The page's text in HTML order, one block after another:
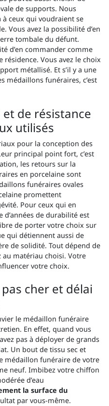
de supports. Nous
ceux qui voudraient se
Vous avez la possibilité d’en
tombale du défunt.
d’en commander comme
Vous avez le choix
métallisé. Et s’il y a une
médaillons funéraires, c’est
de résistance
utilisés
pour la conception des
principal point fort, c’est
les retours sur la
en porcelaine sont
funéraires ovales
promettent
Pour ceux qui en
de durabilité est
de porter votre choix sur
qui détiennent aussi de
de solidité. Tout dépend de
au matériau choisi. Votre
votre choix.
cher et délai
le médaillon funéraire
En effet, quand vous
pas à déployer de grands
Un bout de tissu sec et
médaillon funéraire de votre
neuf. Imbibez votre chiffon
d’eau
la surface du
par vous-même.